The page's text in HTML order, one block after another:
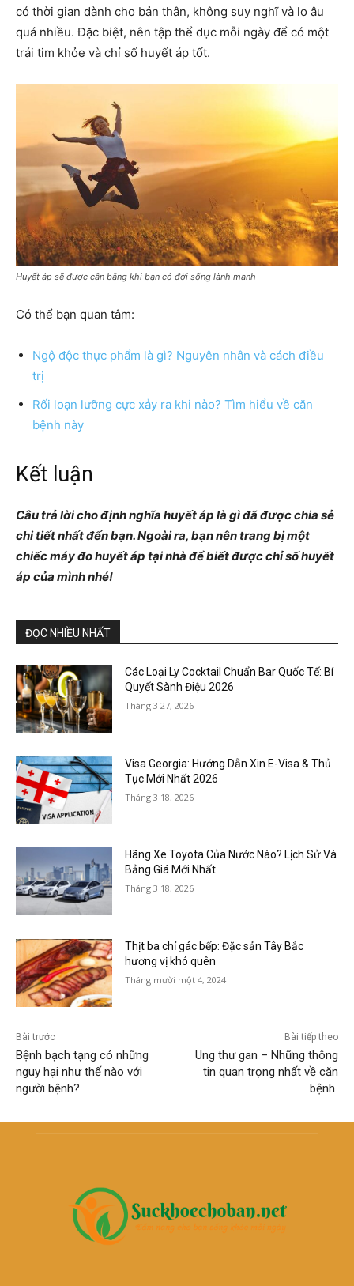
có thời gian dành cho bản thân, không suy nghĩ và lo âu
quá nhiều. Đặc biệt, nên tập thể dục mỗi ngày để có một
trái tim khỏe và chỉ số huyết áp tốt.
Huyết áp sẽ được cân bằng khi bạn có đời sống lành mạnh
Có thể bạn quan tâm:
Ngộ độc thực phẩm là gì? Nguyên nhân và cách điều
trị
Rối loạn lưỡng cực xảy ra khi nào? Tìm hiểu về căn
bệnh này
Kết luận
Câu trả lời cho định nghĩa huyết áp là gì đã được chia sẻ
chi tiết nhất đến bạn. Ngoài ra, bạn nên trang bị một
chiếc máy đo huyết áp tại nhà để biết được chỉ số huyết
áp của mình nhé!
ĐỌC NHIỀU NHẤT
Các Loại Ly Cocktail Chuẩn Bar Quốc Tế: Bí
Quyết Sành Điệu 2026
Tháng 3 27, 2026
Visa Georgia: Hướng Dẫn Xin E-Visa & Thủ
Tục Mới Nhất 2026
Tháng 3 18, 2026
Hãng Xe Toyota Của Nước Nào? Lịch Sử Và
Bảng Giá Mới Nhất
Tháng 3 18, 2026
Thịt ba chỉ gác bếp: Đặc sản Tây Bắc
hương vị khó quên
Tháng mười một 4, 2024
Bài trước
Bệnh bạch tạng có những
nguy hại như thế nào với
người bệnh?
Bài tiếp theo
Ung thư gan – Những thông
tin quan trọng nhất về căn
bệnh